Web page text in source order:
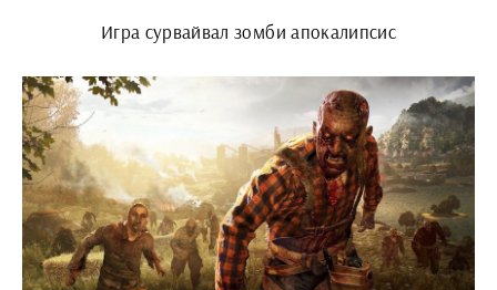
Игра сурвайвал зомби апокалипсис